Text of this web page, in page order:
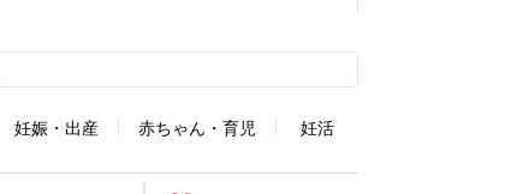
妊娠・出産 赤ちゃん・育児 妊活